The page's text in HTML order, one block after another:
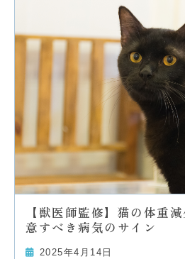
【獣医師監修】猫の体重
意すべき病気のサイン
2025年4月14日